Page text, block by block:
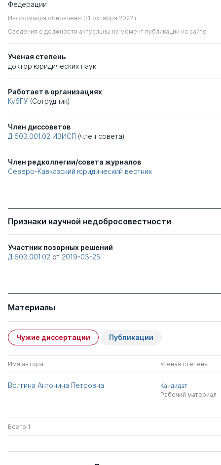
Федерации
Информация обновлена: 31 октября 2022 г.
Сведения о должности актуальны на момент публикации на сайте
Ученая степень
доктор юридических наук
Работает в организациях
КубГУ (Сотрудник)
Член диссоветов
Д 503.001.02 ИЗИСП (член совета)
Член редколлегии/совета журналов
Северо-Кавказский юридический вестник
Признаки научной недобросовестности
Участник позорных решений
Д 503.001.02 от 2019-03-25
Материалы
Чужие диссертации Публикации
Имя автора Ученая степень
Волгина Антонина Петровна
Кандидат
Рабочий материал
Всего 1